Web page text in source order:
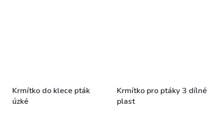
Krmítko do klece pták
úzké
Krmítko pro ptáky 3 dílné
plast